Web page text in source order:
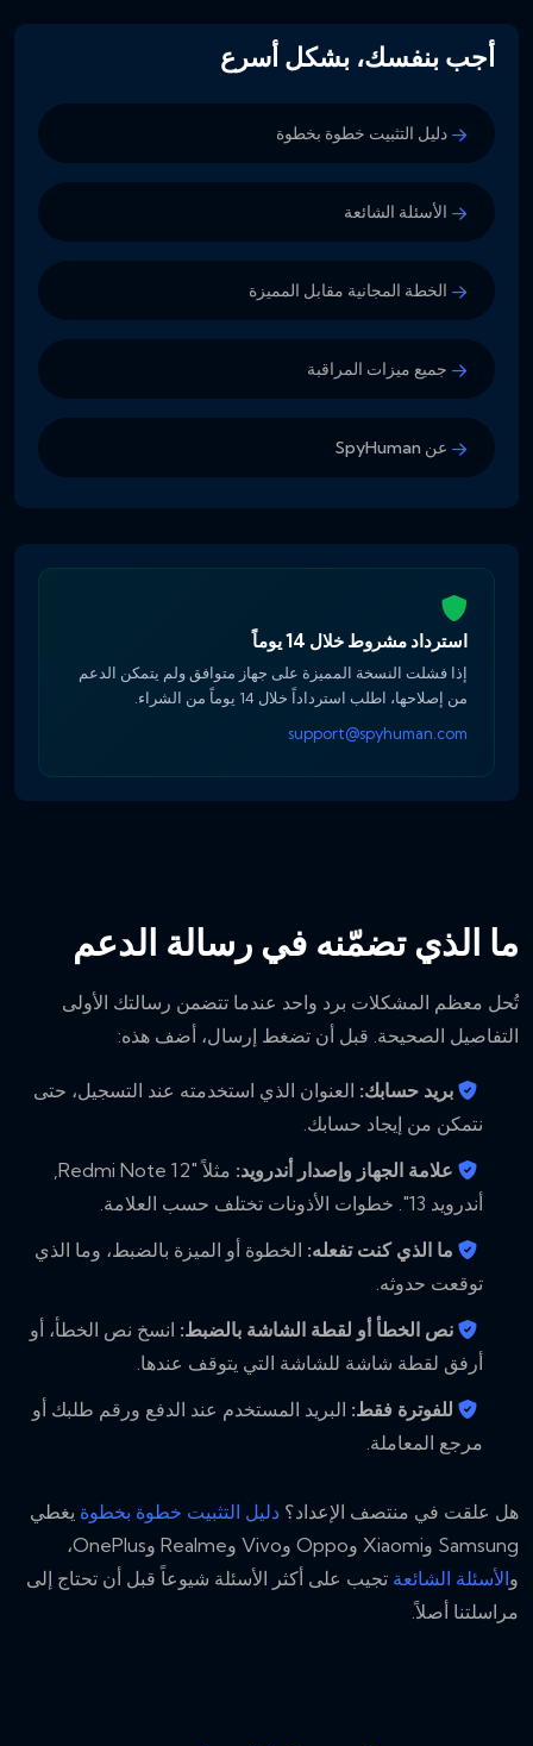
أجب بنفسك، بشكل أسرع
دليل التثبيت خطوة بخطوة
الأسئلة الشائعة
الخطة المجانية مقابل المميزة
جميع ميزات المراقبة
عن SpyHuman
استرداد مشروط خلال 14 يوماً
إذا فشلت النسخة المميزة على جهاز متوافق ولم يتمكن الدعم
من إصلاحها، اطلب استرداداً خلال 14 يوماً من الشراء.
support@spyhuman.com
ما الذي تضمّنه في رسالة الدعم
تُحل معظم المشكلات برد واحد عندما تتضمن رسالتك الأولى
التفاصيل الصحيحة. قبل أن تضغط إرسال، أضف هذه:
بريد حسابك: العنوان الذي استخدمته عند التسجيل، حتى
نتمكن من إيجاد حسابك.
علامة الجهاز وإصدار أندرويد:
مثلاً "Redmi Note 12,
أندرويد 13". خطوات الأذونات تختلف حسب العلامة.
ما الذي كنت تفعله: الخطوة أو الميزة بالضبط، وما الذي
توقعت حدوثه.
نص الخطأ أو لقطة الشاشة بالضبط: انسخ نص الخطأ، أو
أرفق لقطة شاشة للشاشة التي يتوقف عندها.
للفوترة فقط: البريد المستخدم عند الدفع ورقم طلبك أو
مرجع المعاملة.
هل علقت في منتصف الإعداد؟ دليل التثبيت خطوة بخطوة يغطي
Samsung وXiaomi وOppo وVivo وRealme وOnePlus،
والأسئلة الشائعة تجيب على أكثر الأسئلة شيوعاً قبل أن تحتاج إلى
مراسلتنا أصلاً.